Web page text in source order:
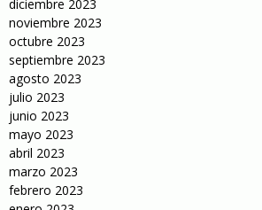
diciembre 2023
noviembre 2023
octubre 2023
septiembre 2023
agosto 2023
julio 2023
junio 2023
mayo 2023
abril 2023
marzo 2023
febrero 2023